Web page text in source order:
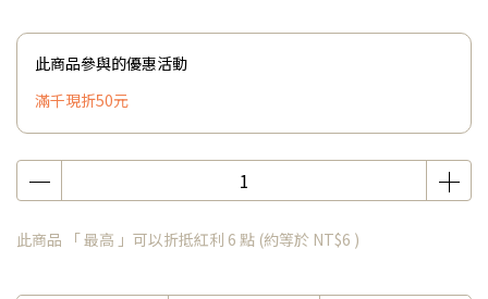
此商品參與的優惠活動
滿千現折50元
此商品 「 最高 」可以折抵紅利 6 點 (約等於 NT$6 )